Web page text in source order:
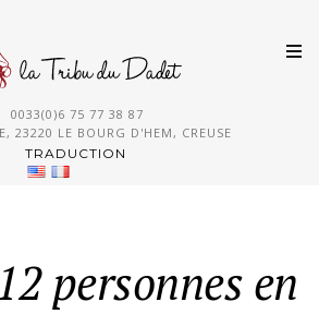
TRADUCTION
0033(0)6 75 77 38 87
23220 LE BOURG D'HEM, CREUSE
personnes en